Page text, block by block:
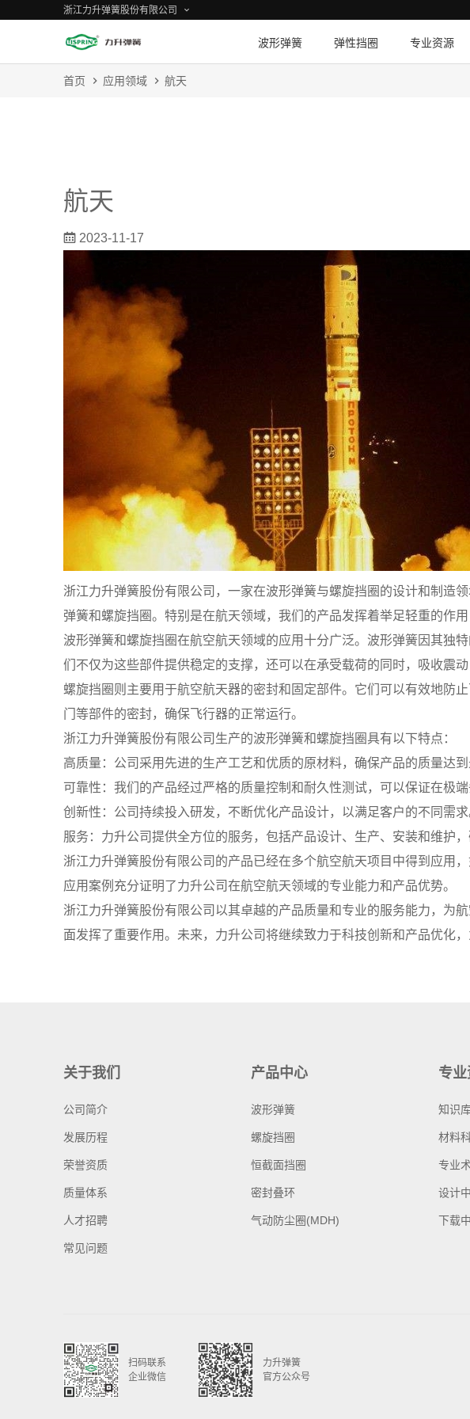
浙江力升弹簧股份有限公司
波形弹簧 弹性挡圈 专业资源
首页 应用领域 航天
航天
2023-11-17
浙江力升弹簧股份有限公司，一家在波形弹簧与螺旋挡圈的设计和制造
弹簧和螺旋挡圈。特别是在航天领域，我们的产品发挥着举足轻重的作
波形弹簧和螺旋挡圈在航空航天领域的应用十分广泛。波形弹簧因其独
们不仅为这些部件提供稳定的支撑，还可以在承受载荷的同时，吸收震
螺旋挡圈则主要用于航空航天器的密封和固定部件。它们可以有效地防
门等部件的密封，确保飞行器的正常运行。
浙江力升弹簧股份有限公司生产的波形弹簧和螺旋挡圈具有以下特点：
高质量：公司采用先进的生产工艺和优质的原材料，确保产品的质量达到
可靠性：我们的产品经过严格的质量控制和耐久性测试，可以保证在极端
创新性：公司持续投入研发，不断优化产品设计，以满足客户的不同需求
服务：力升公司提供全方位的服务，包括产品设计、生产、安装和维护，
浙江力升弹簧股份有限公司的产品已经在多个航空航天项目中得到应用
应用案例充分证明了力升公司在航空航天领域的专业能力和产品优势。
浙江力升弹簧股份有限公司以其卓越的产品质量和专业的服务能力，为
面发挥了重要作用。未来，力升公司将继续致力于科技创新和产品优化
关于我们
公司简介
发展历程
荣誉资质
质量体系
人才招聘
常见问题
产品中心
波形弹簧
螺旋挡圈
恒截面挡圈
密封叠环
气动防尘圈(MDH)
专
知识
材料
专业
设计
下载
扫码联系
企业微信
力升弹簧
官方公众号